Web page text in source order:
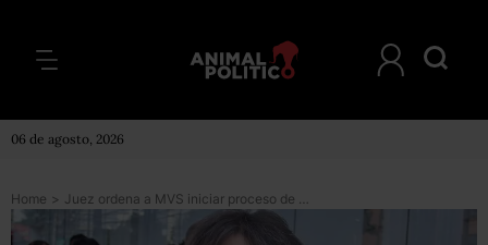
06 de agosto, 2026
Home > Juez ordena a MVS iniciar proceso de conciliación con Aristegui